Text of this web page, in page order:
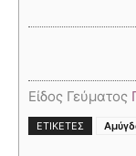
Είδος Γεύματος
ΕΤΙΚΈΤΕΣ